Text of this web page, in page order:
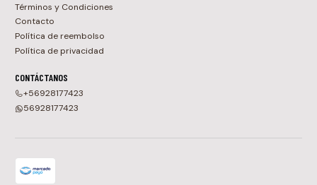
Términos y Condiciones
Contacto
Política de reembolso
Política de privacidad
CONTÁCTANOS
+56928177423
56928177423